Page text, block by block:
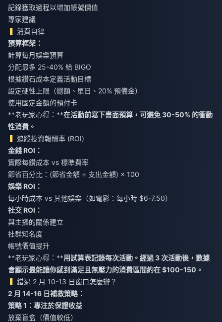
記錄獲取過程以增加帳號價值
專家建議
消費自律
預算框架：
計算每月娛樂預算
分配最多 25-40% 給 BIGO
根據鑽石成本定義活動目標
設定硬性上限（總額、單日、20% 預備金）
使用固定金額的預付卡
**老玩家心得：**在活動前寫下書面預算，可避免 30-50% 的衝動
性消費。
追蹤投資報酬率 (ROI)
金錢 ROI：
實際每鑽成本 vs 標準費率
節省百分比：(節省金額 ÷ 支出金額) × 100
娛樂 ROI：
每小時成本 vs 其他娛樂（如電影：每小時 $6-7.50）
社交 ROI：
與主播的關係建立
社群知名度
帳號價值提升
**老玩家心得：**用試算表記錄每次活動。經過 3 次活動後，數據
會顯示最能讓你感到滿足且無壓力的消費區間約在 $100-150。
錯過 2 月 10-13 日窗口怎麼辦？
2 月 14-16 日補救策略：
策略 1：專注於保證收益
放棄盲盒（價值較低）